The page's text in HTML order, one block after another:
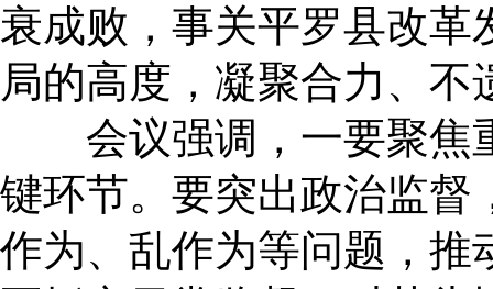
衰成败，事关平罗县改
局的高度，凝聚合力、
会议强调，一要聚焦
键环节。要突出政治监督
作为、乱作为等问题，推